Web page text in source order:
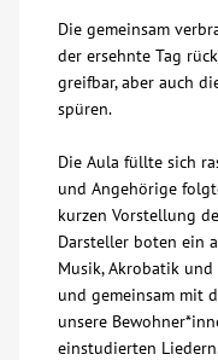
AWO BB Süd
Die gemeinsam
der ersehnte Tag
greifbar, aber auch
spüren.
Die Aula füllte sich
und Angehörige
kurzen Vorstellung
Darsteller boten ein
Musik, Akrobatik und
und gemeinsam mit
unsere
einstudierten